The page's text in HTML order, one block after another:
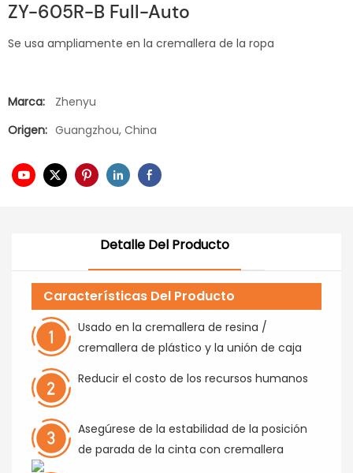
ZY-605R-B Full-Auto
Se usa ampliamente en la cremallera de la ropa
Marca:
Zhenyu
Origen: Guangzhou, China
Detalle Del Producto
Características Del Producto
Usado en la cremallera de resina /
cremallera de plástico y la unión de caja
Reducir el costo de los recursos humanos
Asegúrese de la estabilidad de la posición
de parada de la cinta con cremallera